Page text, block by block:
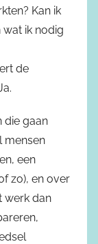
Kan ik
ik nodig
de
die gaan
mensen
een
zo), en over
werk dan